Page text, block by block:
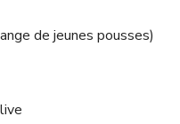
de jeunes pousses)